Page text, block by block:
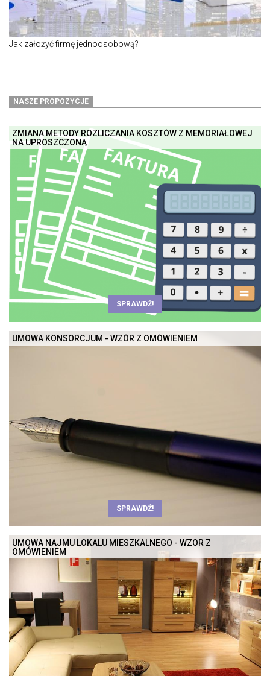
Jak założyć firmę jednoosobową?
NASZE PROPOZYCJE
ZMIANA METODY ROZLICZANIA KOSZTÓW Z MEMORIAŁOWEJ
NA UPROSZCZONĄ
SPRAWDŹ!
UMOWA KONSORCJUM - WZÓR Z OMÓWIENIEM
SPRAWDŹ!
UMOWA NAJMU LOKALU MIESZKALNEGO - WZÓR Z
OMÓWIENIEM